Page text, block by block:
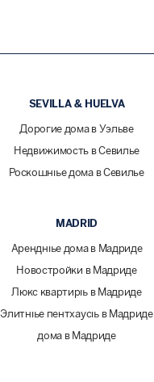
SEVILLA & HUELVA
Дорогие дома в Уэльве
Недвижимость в Севилье
Роскошные дома в Севилье
MADRID
Арендные дома в Мадриде
Новостройки в Мадриде
Люкс квартиры в Мадриде
Элитные пентхаусы в Мадриде
дома в Мадриде